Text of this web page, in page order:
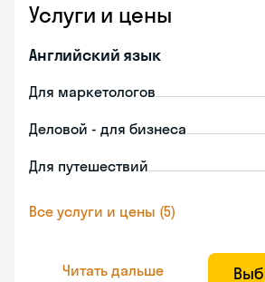
Услуги и цены
Английский язык
Для маркетологов
Деловой - для бизнеса
Для путешествий
Все услуги и цены (5)
Читать дальше